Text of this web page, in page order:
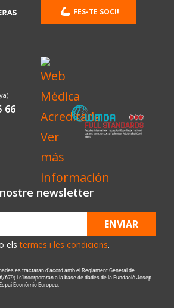
66
FES-TE SOCI!
newsletter
elstermes i les condicions.
ENVIAR
es tractaran d’acord amb el Reglament General de
679) i s’incorporaran a la base de dades de la Fundació Josep
Econòmic Europeu.